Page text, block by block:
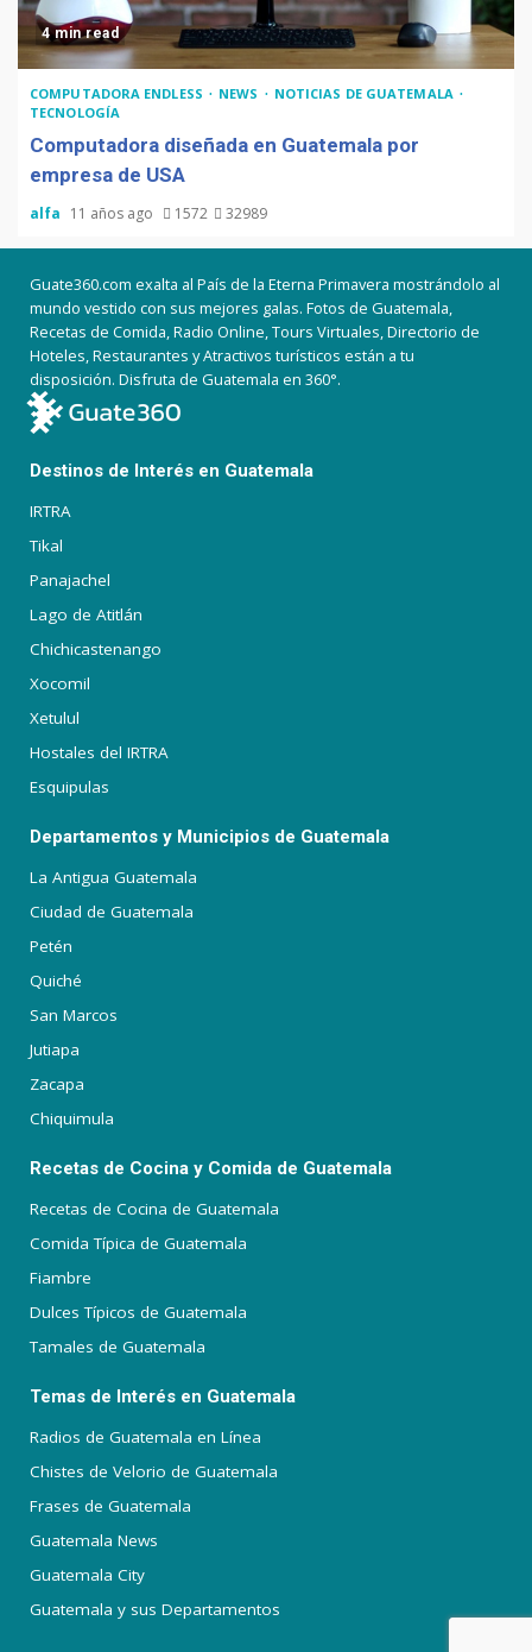
4 min read
COMPUTADORA ENDLESS NEWS
NOTICIAS DE GUATEMALA
TECNOLOGÍA
Computadora diseñada en Guatemala por
empresa de USA
alfa 11 años ago 1572 32989
Guate360.com exalta al País de la Eterna Primavera mostrándolo al
mundo vestido con sus mejores galas. Fotos de Guatemala,
Recetas de Comida, Radio Online, Tours Virtuales, Directorio de
Hoteles, Restaurantes y Atractivos turísticos están a tu
disposición. Disfruta de Guatemala en 360°.
Destinos de Interés en Guatemala
IRTRA
Tikal
Panajachel
Lago de Atitlán
Chichicastenango
Xocomil
Xetulul
Hostales del IRTRA
Esquipulas
Departamentos y Municipios de Guatemala
La Antigua Guatemala
Ciudad de Guatemala
Petén
Quiché
San Marcos
Jutiapa
Zacapa
Chiquimula
Recetas de Cocina y Comida de Guatemala
Recetas de Cocina de Guatemala
Comida Típica de Guatemala
Fiambre
Dulces Típicos de Guatemala
Tamales de Guatemala
Temas de Interés en Guatemala
Radios de Guatemala en Línea
Chistes de Velorio de Guatemala
Frases de Guatemala
Guatemala News
Guatemala City
Guatemala y sus Departamentos